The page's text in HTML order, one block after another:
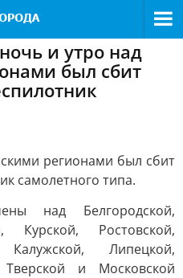
и утро над
был сбит
регионами был сбит
самолетного типа.
над Белгородской,
Курской, Ростовской,
Липецкой,
Тверской и Московской